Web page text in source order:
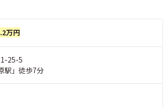
万円
25-5
駅」徒歩7分